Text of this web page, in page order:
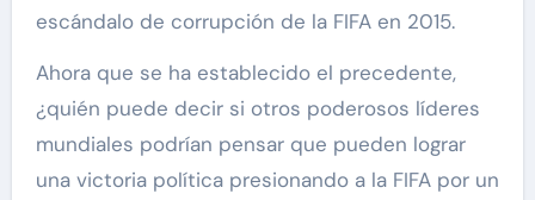
escándalo de corrupción de la FIFA en 2015.
Ahora que se ha establecido el precedente,
¿quién puede decir si otros poderosos líderes
mundiales podrían pensar que pueden lograr
una victoria política presionando a la FIFA por un